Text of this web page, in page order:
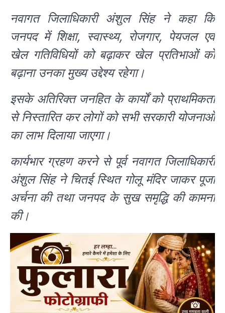
नवागत जिलाधिकारी अंशुल सिंह ने कहा कि
जनपद में शिक्षा, स्वास्थ्य, रोजगार, पेयजल एवं
खेल गतिविधियों को बढ़ाकर खेल प्रतिभाओं को
बढ़ाना उनका मुख्य उद्देश्य रहेगा।
इसके अतिरिक्त जनहित के कार्यों को प्राथमिकता
से निस्तारित कर लोगों को सभी सरकारी योजनाओं
का लाभ दिलाया जाएगा।
कार्यभार ग्रहण करने से पूर्व नवागत जिलाधिकारी
अंशुल सिंह ने चितई स्थित गोलू मंदिर जाकर पूजा
अर्चना की तथा जनपद के सुख समृद्धि की कामना
की।